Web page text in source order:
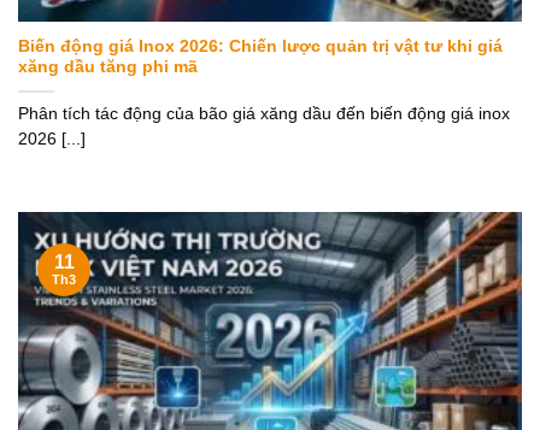
Biến động giá Inox 2026: Chiến lược quản trị vật tư khi giá
xăng dầu tăng phi mã
Phân tích tác động của bão giá xăng dầu đến biến động giá inox
2026 [...]
11
Th3